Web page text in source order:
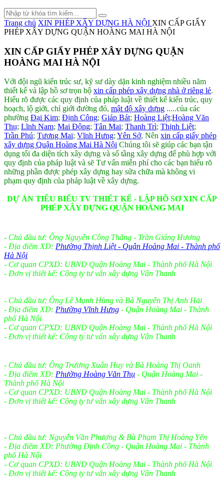
Trang chủ XIN PHÉP XÂY DỰNG HÀ NỘI XIN CẤP GIẤY
PHÉP XÂY DỰNG QUẬN HOÀNG MAI HÀ NỘI
XIN CẤP GIẤY PHÉP XÂY DỰNG QUẬN
HOÀNG MAI HÀ NỘI
Với đội ngũ kiến trúc sư, kỹ sư dày dặn kinh nghiệm nhiều năm
thiết kế và lập hồ sơ trọn bộ xin cấp phép xây dựng nhà ở riêng lẻ.
Hiểu rõ được các quy định của pháp luật về thiết kế kiến trúc, quy
hoạch, lộ giới, chỉ giới đường đỏ, mật độ xây dựng .....của các
phường Đại Kim; Định Công; Giáp Bát; Hoàng Liệt;Hoàng Văn
Thụ; Lĩnh Nam; Mai Động; Tân Mai; Thanh Trì; Thịnh Liệt;
Trần Phú; Tương Mai; Vĩnh Hưng; Yên Sở, Nên xin cấp giấy phép
xây dựng Quận Hoàng Mai Hà Nội Chúng tôi sẽ giúp các bạn tận
dụng tối đa diện tích xây dựng và số tầng xây dựng để phù hợp với
quy định của pháp luật và sẽ Tư vấn miễn phí cho các bạn hiểu rõ
những phần được phép xây dựng hay sửa chữa mà không vi
phạm quy định của pháp luật về xây dựng.
DỰ ÁN TIÊU BIỂU TV THIẾT KẾ - LẬP HỒ SƠ XIN CẤP
PHÉP XÂY DỰNG QUẬN HOÀNG MAI
- Chủ đầu tư: Ông Nguyễn Công Thắng - Trần Giáng Hương
- Địa điểm XD: Phường Thịnh Liệt - Quận Hoàng Mai - Thành phố
Hà Nội
- Cơ quan CPXD: UBND Quận Hoàng Mai - Thành phố Hà Nội
- Đơn vị thiết kế: Công ty tư vấn xây dựng Vân Thanh
- Chủ đầu tư: Ông Lê Mạnh Hùng và Bà Nguyễn Thị Anh Hải
- Địa điểm XD: Phường Vĩnh Hưng - Quận Hoàng Mai - Thành
phố Hà Nội
- Cơ quan CPXD: UBND Quận Hoàng Mai - Thành phố Hà Nội
- Đơn vị thiết kế: Công ty tư vấn xây dựng Vân Thanh
- Chủ đầu tư: Ông Trương Xuân Huy và Bà Hoàng Thị Oanh
- Địa điểm XD: Phường Hoàng Văn Thụ - Quận Hoàng Mai -
Thành phố Hà Nội
- Cơ quan CPXD: UBND Quận Hoàng Mai - Thành phố Hà Nội
- Đơn vị thiết kế: Công ty tư vấn xây dựng Vân Thanh
- Chủ đầu tư: Nguyễn Văn Phượng & Bà Phạm Thị Hoàng Yến
- Địa điểm XD: Phường Định Công - Quận Hoàng Mai - Thành
phố Hà Nội
- Cơ quan CPXD: UBND Quận Hoàng Mai - Thành phố Hà Nội
- Đơn vị thiết kế: Công ty tư vấn xây dựng Vân Thanh